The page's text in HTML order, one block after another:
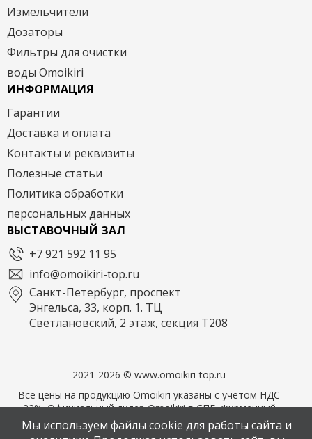
Измельчители
Дозаторы
Фильтры для очистки
воды Omoikiri
ИНФОРМАЦИЯ
Гарантии
Доставка и оплата
Контакты и реквизиты
Полезные статьи
Политика обработки
персональных данных
ВЫСТАВОЧНЫЙ ЗАЛ
+7 921 592 11 95
info@omoikiri-top.ru
Санкт-Петербург, проспект
Энгельса, 33, корп. 1. ТЦ
Светлановский, 2 этаж, секция Т208
2021-2026 © www.omoikiri-top.ru
Все цены на продукцию Omoikiri указаны с учетом НДС
22%. Официальный дилер Omoikiri в СПБ. Фирменный
магазин OMOIKIRI
Мы используем файлы cookie для работы сайта и